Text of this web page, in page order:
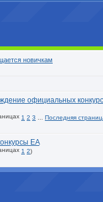
новичкам
официальных
1 2 3
Последняя
EA
1 2)